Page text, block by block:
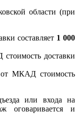
области (при
составляет 1 000
доставки
МКАД стоимость
или входа на
оговаривается и